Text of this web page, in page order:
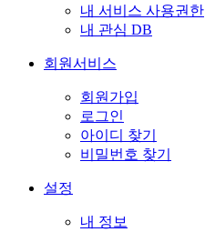
내 서비스 사용권한
내 관심 DB
회원서비스
회원가입
로그인
아이디 찾기
비밀번호 찾기
설정
내 정보